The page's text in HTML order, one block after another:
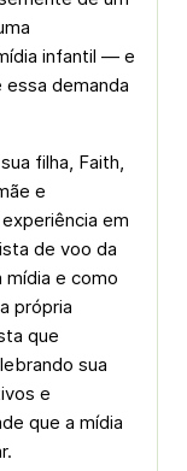
infantil — e
demanda
filha, Faith,
e
em
de voo da
mídia e como
própria
que
sua
e
que a mídia